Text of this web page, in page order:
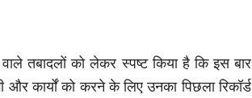
तबादलों को लेकर स्पष्ट किया है कि इस बार
और कार्यों को करने के लिए उनका पिछला रिकॉर्ड